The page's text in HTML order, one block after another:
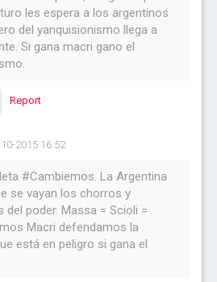
les espera a los argentinos
del yanquisionismo llega a
Si gana macri gano el
Report
2015 16:52
#Cambiemos. La Argentina
se vayan los chorros y
del poder. Massa = Scioli =
Macri defendamos la
está en peligro si gana el